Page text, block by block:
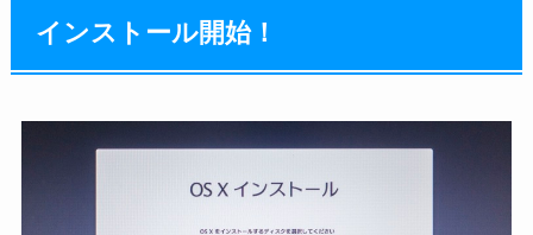
インストール開始！